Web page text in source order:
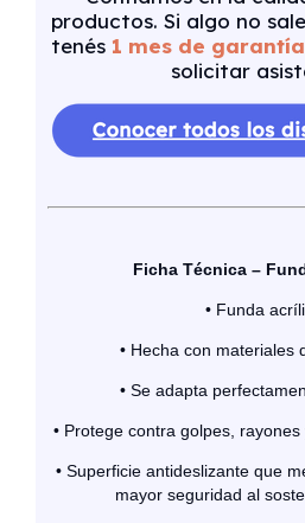
productos. Si algo no
tenés 1 mes de garantía
solicitar
Ficha Técnica –
• Funda
• Hecha con materiales
• Se adapta
• Protege contra golpes,
• Superficie antideslizante que
mayor seguridad al